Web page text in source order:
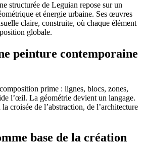
structurée de Leguian repose sur un
et énergie urbaine. Ses œuvres
claire, construite, où chaque élément
globale.
peinture contemporaine
prime : lignes, blocs, zones,
l’œil. La géométrie devient un langage.
croisée de l’abstraction, de l’architecture
base de la création